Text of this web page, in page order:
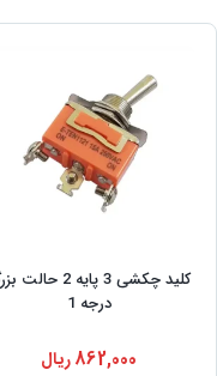
کلید چکشی 3 پایه 2
درجه 1
862,000ریال